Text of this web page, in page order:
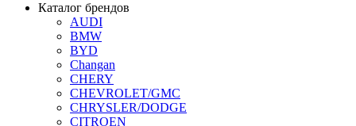
Каталог брендов
AUDI
BMW
BYD
Changan
CHERY
CHEVROLET/GMC
CHRYSLER/DODGE
CITROEN